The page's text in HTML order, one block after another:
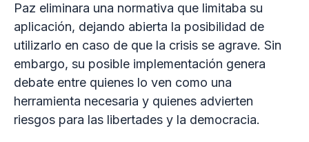
Paz eliminara una normativa que limitaba su
aplicación, dejando abierta la posibilidad de
utilizarlo en caso de que la crisis se agrave. Sin
embargo, su posible implementación genera
debate entre quienes lo ven como una
herramienta necesaria y quienes advierten
riesgos para las libertades y la democracia.